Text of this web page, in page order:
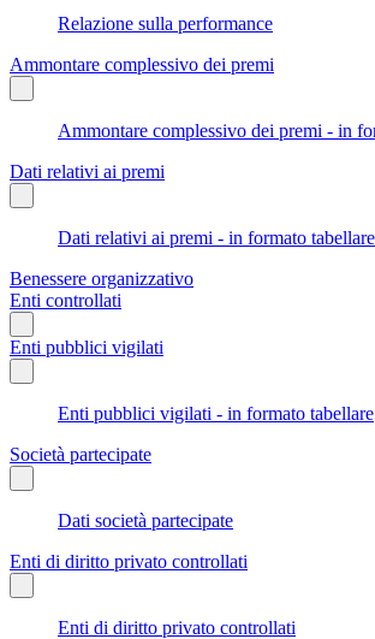
Relazione sulla performance
Ammontare complessivo dei premi
Ammontare complessivo dei premi - in
Dati relativi ai premi
Dati relativi ai premi - in formato tabellare
Benessere organizzativo
Enti controllati
Enti pubblici vigilati
Enti pubblici vigilati - in formato tabellare
Società partecipate
Dati società partecipate
Enti di diritto privato controllati
Enti di diritto privato controllati